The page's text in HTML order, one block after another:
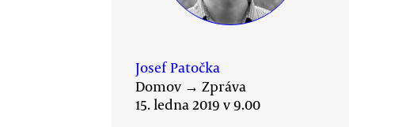
Josef Patočka
Domov → Zpráva
15. ledna 2019 v 9.00